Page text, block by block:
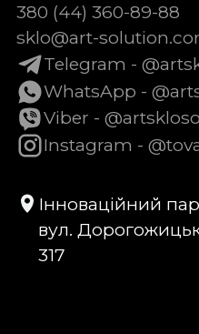
380 (44) 360-89-88
sklo@art-
Telegram -
WhatsApp -
Viber -
Instagram -
Інноваційний
вул.
317